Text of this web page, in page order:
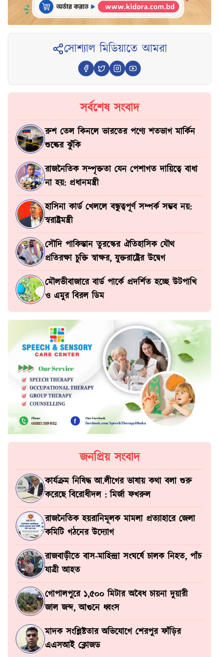
সোশ্যাল মিডিয়াতে আমরা
সর্বশেষ সংবাদ
রুশ তেল কিনলে ভারতের পণ্যে শতভাগ মার্কিন
শুল্কের ঝুঁকি
রাজনৈতিক সম্পৃক্ততা যেন পেশাগত দায়িত্বে বাধা
না হয়: প্রধানমন্ত্রী
হাসিনা কার্ড খেললে বন্ধুত্বপূর্ণ সম্পর্ক সম্ভব নয়:
স্বরাষ্ট্রমন্ত্রী
সৌদি পাকিস্তান তুরস্কের ঐতিহাসিক যৌথ
প্রতিরক্ষা চুক্তি স্বাক্ষর, যুক্তরাষ্ট্রের উদ্বেগ
মৌলভীবাজারে বার্ড পার্কে প্রদর্শিত হচ্ছে উটপাখি
ও এমুর বিরল ডিম
জনপ্রিয় সংবাদ
কার্যক্রম নিষিদ্ধ আ.লীগের ভাষায় কথা বলা শুরু
করেছে বিরোধীদল : মির্জা ফখরুল
রাজনৈতিক হয়রানিমূলক মামলা প্রত্যাহারে জেলা
কমিটি গঠনের উদ্যোগ
রাজবাড়ীতে বাস-মাহিন্দ্রা সংঘর্ষে চালক নিহত, পাঁচ
যাত্রী আহত
গোপালপুরে ১,৫০০ মিটার অবৈধ চায়না দুয়ারী
জাল জব্দ, আগুনে ধ্বংস
মাদক সংশ্লিষ্টতার অভিযোগে শেরপুর ফাঁড়ির
এএসআই ক্লোজড